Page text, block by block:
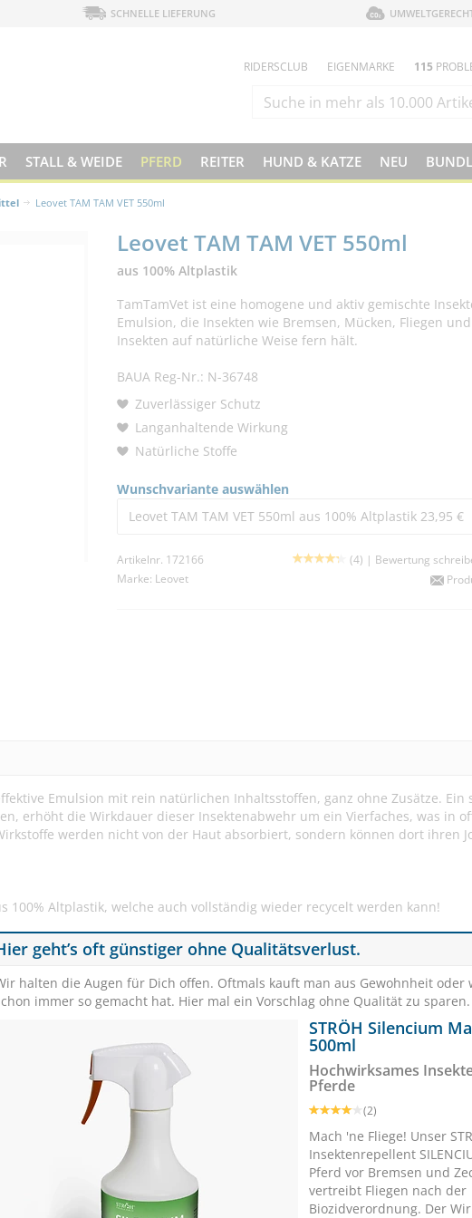
SCHNELLE LIEFERUNG
RIDERSCLUB EIGENMARKE 115
STALL & WEIDE PFERD REITER HUND & KATZE NEU
Leovet TAM TAM VET 550ml
Leovet TAM TAM VET 550ml
aus 100% Altplastik
TamTamVet ist eine homogene und aktiv gemischte
Emulsion, die Insekten wie Bremsen, Mücken, Fliegen
Insekten auf natürliche Weise fern hält.
BAUA Reg-Nr.: N-36748
Zuverlässiger Schutz
Langanhaltende Wirkung
Natürliche Stoffe
Wunschvariante auswählen
Leovet TAM TAM VET 550ml aus 100% Altplastik 23,95 €
Artikelnr. 172166 (4) | Bewertung
Marke: Leovet
Emulsion mit rein natürlichen Inhaltsstoffen, ganz ohne Zusätze. Ein
erhöht die Wirkdauer dieser Insektenabwehr um ein Vierfaches, was in
werden nicht von der Haut absorbiert, sondern können dort ihren
100% Altplastik, welche auch vollständig wieder recycelt werden kann!
Immunsystem & Wohlbefinden
SCHNÄPPCHEN
VERSANDKOSTENFREI
PRODUKTTEST
€ 94,90
St.Hippolyt
ab
(€
geht’s oft günstiger ohne Qualitätsverlust.
halten die Augen für Dich offen. Oftmals kauft man aus Gewohnheit oder
immer so gemacht hat. Hier mal ein Vorschlag ohne Qualität zu sparen.
STRÖH Silencium
500ml
Hochwirksames
Pferde
(2)
Mach 'ne Fliege! Unser
Insektenrepellent
Pferd vor Bremsen und
vertreibt Fliegen nach der
Biozidverordnung. Der